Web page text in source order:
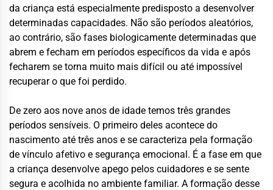
da criança está especialmente predisposto a desenvolver
determinadas capacidades. Não são períodos aleatórios,
ao contrário, são fases biologicamente determinadas que
abrem e fecham em períodos específicos da vida e após
fecharem se torna muito mais difícil ou até impossível
recuperar o que foi perdido.
De zero aos nove anos de idade temos três grandes
períodos sensíveis. O primeiro deles acontece do
nascimento até três anos e se caracteriza pela formação
de vínculo afetivo e segurança emocional. É a fase em que
a criança desenvolve apego pelos cuidadores e se sente
segura e acolhida no ambiente familiar. A formação desse